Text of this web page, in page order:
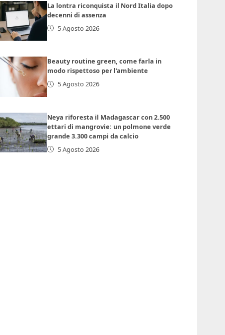
La lontra riconquista il Nord Italia dopo
decenni di assenza
5 Agosto 2026
Beauty routine green, come farla in
modo rispettoso per l’ambiente
5 Agosto 2026
Neya riforesta il Madagascar con 2.500
ettari di mangrovie: un polmone verde
grande 3.300 campi da calcio
5 Agosto 2026